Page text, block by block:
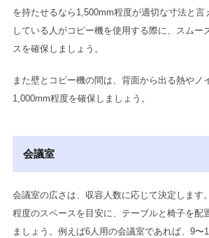
を持たせるなら1,500mm程度が適切な寸法と言
している人がコピー機を使用する際に、スムー
スを確保しましょう。
また壁とコピー機の間は、背面から出る熱やノ
1,000mm程度を確保しましょう。
会議室
会議室の広さは、収容人数に応じて決定します
程度のスペースを目安に、テーブルと椅子を配
ましょう。例えば6人用の会議室であれば、9〜